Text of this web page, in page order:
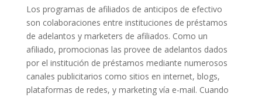
Los programas de afiliados de anticipos de efectivo
son colaboraciones entre instituciones de préstamos
de adelantos y marketers de afiliados. Como un
afiliado, promocionas las provee de adelantos dados
por el institución de préstamos mediante numerosos
canales publicitarios como sitios en internet, blogs,
plataformas de redes, y marketing vía e-mail. Cuando